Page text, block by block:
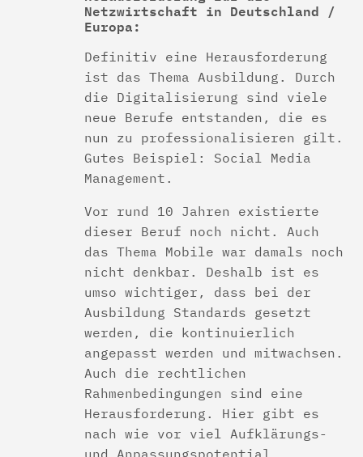
Netzwirtschaft in Deutschland /
Europa:
Definitiv eine Herausforderung
ist das Thema Ausbildung. Durch
die Digitalisierung sind viele
neue Berufe entstanden, die es
nun zu professionalisieren gilt.
Gutes Beispiel: Social Media
Management.
Vor rund 10 Jahren existierte
dieser Beruf noch nicht. Auch
das Thema Mobile war damals noch
nicht denkbar. Deshalb ist es
umso wichtiger, dass bei der
Ausbildung Standards gesetzt
werden, die kontinuierlich
angepasst werden und mitwachsen.
Auch die rechtlichen
Rahmenbedingungen sind eine
Herausforderung. Hier gibt es
nach wie vor viel Aufklärungs-
und Anpassungspotential.